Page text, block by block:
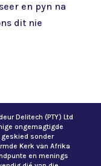
en pyn na
dit nie
Delitech (PTY) Ltd
ongemagtigde
sonder
Kerk van Afrika
en menings